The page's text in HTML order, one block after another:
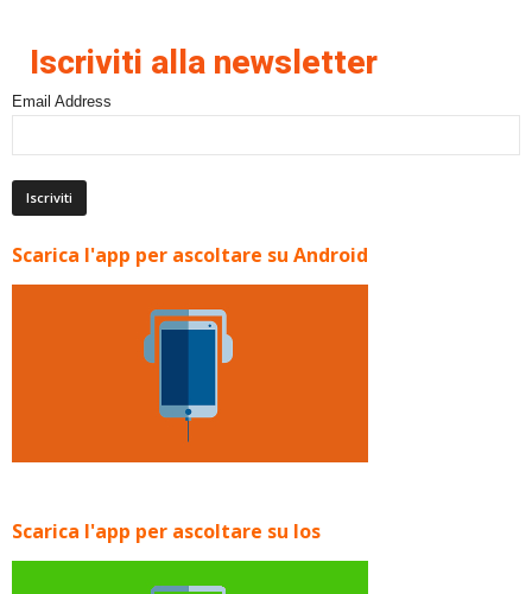
Iscriviti alla newsletter
Email Address
Scarica l'app per ascoltare su Android
Scarica l'app per ascoltare su Ios